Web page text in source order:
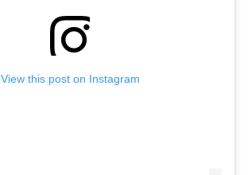
View this post on Instagram